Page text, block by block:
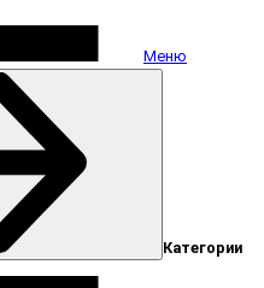
Меню
Категории